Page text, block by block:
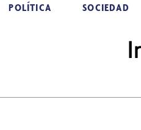
POLÍTICA SOCIEDAD